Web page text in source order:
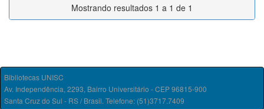
Mostrando resultados 1 a 1 de 1
Bibliotecas UNISC
Av. Independência, 2293, Bairro Universitário - CEP 96815-900
Santa Cruz do Sul - RS / Brasil. Telefone: (51)3717.7409